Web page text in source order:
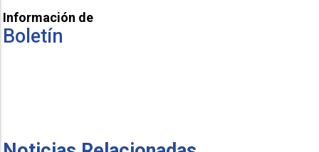
Información de
Boletín